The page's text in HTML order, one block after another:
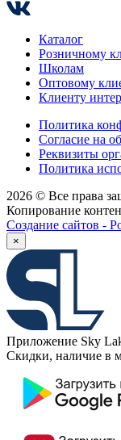
Каталог
Розничному
Школам
Оптовому
Клиенту
Политика
Согласие на
Реквизиты
Политика
2026 © Все права
Копирование
Создание сайтов -
×
Приложение Sky
Скидки, наличие в